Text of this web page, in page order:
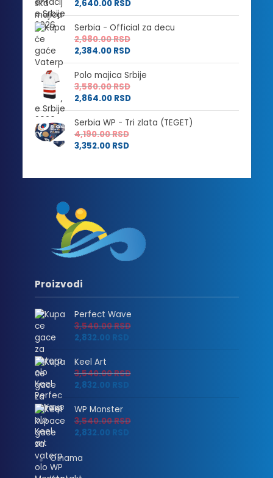
2,640.00 RSD
Serbia - Official za decu
2,980.00RSD
2,384.00 RSD
Polo majica Srbije
3,580.00RSD
2,864.00 RSD
Serbia WP - Tri zlata (TEGET)
4,190.00RSD
3,352.00 RSD
Proizvodi
Perfect Wave
3,540.00RSD
2,832.00 RSD
Keel Art
3,540.00RSD
2,832.00 RSD
WP Monster
3,540.00RSD
2,832.00 RSD
O nama